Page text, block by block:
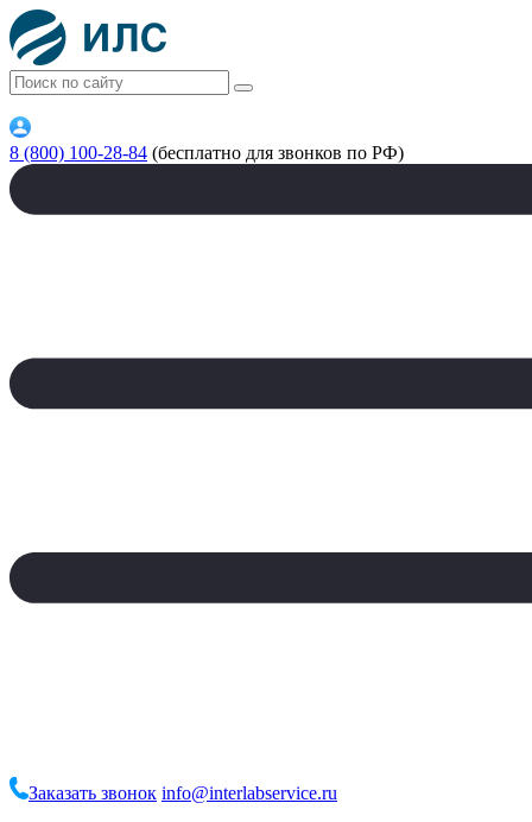
8 (800) 100-28-84 (бесплатно для звонков по РФ)
Заказать звонок info@interlabservice.ru